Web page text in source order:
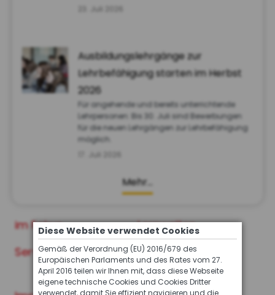
Ausbildungslehrgänge zur
Lehrbefähigung starten im Herbst
2026
Für angehende und bereits unterrichtende
Lehrpersonen: Bis 30. Juli sind Bewerbungen
für die neuen Lehrgängen zur Lehrbefähigung
möglich.
Mehr…
im Fokus
Lernwelten
Service
Archiv der INFO
Ausgaben
Diese Website verwendet Cookies
Gemäß der Verordnung (EU) 2016/679 des
Europäischen Parlaments und des Rates vom 27.
April 2016 teilen wir Ihnen mit, dass diese Webseite
eigene technische Cookies und Cookies Dritter
verwendet, damit Sie effizient navigieren und die